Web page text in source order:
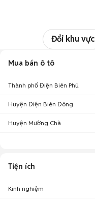
Đổi khu vực
Mua bán ô tô
Thành phố Điện Biên Phủ
Huyện Điện Biên Đông
Huyện Mường Chà
Tiện ích
Kinh nghiệm